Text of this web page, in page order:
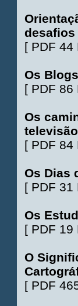
desafios
[ PDF 44
Os
[ PDF 86
Os
televisão
[ PDF 84
Os Dias
[ PDF 31
Os
[ PDF 19
O
[ PDF